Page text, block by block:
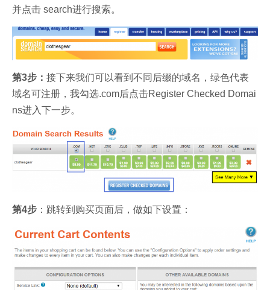
并点击 search进行搜索。
第3步： 接下来我们可以看到不同后缀的域名，绿色代表
域名可注册，我勾选.com后点击Register Checked Domai
ns进入下一步。
第4步 ：跳转到购买页面后，做如下设置：